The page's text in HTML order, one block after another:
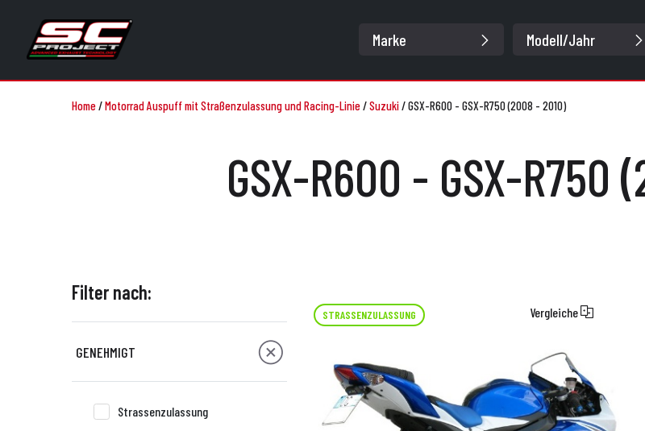
Home/Motorrad Auspuff mit Straßenzulassung und Racing-Linie/Suzuki/GSX-R600 - GSX-R750 (2008 - 2010)
GSX-R600 - GSX-R750
Filter nach:
GENEHMIGT
Strassenzulassung
STRASSENZULASSUNG Vergleiche